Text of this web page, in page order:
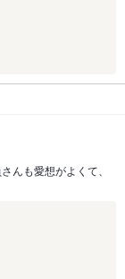
んも愛想がよくて、